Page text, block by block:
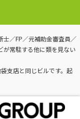
／FP／元補助金審査員／
が常駐する他に類を見ない
支店と同じビルです。起